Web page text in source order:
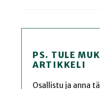
PS. TULE
ARTIKKELI
Osallistu ja anna